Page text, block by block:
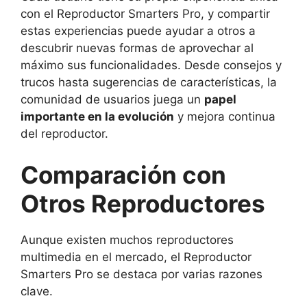
con el Reproductor Smarters Pro, y compartir
estas experiencias puede ayudar a otros a
descubrir nuevas formas de aprovechar al
máximo sus funcionalidades. Desde consejos y
trucos hasta sugerencias de características, la
comunidad de usuarios juega un papel
importante en la evolución y mejora continua
del reproductor.
Comparación con
Otros Reproductores
Aunque existen muchos reproductores
multimedia en el mercado, el Reproductor
Smarters Pro se destaca por varias razones
clave.